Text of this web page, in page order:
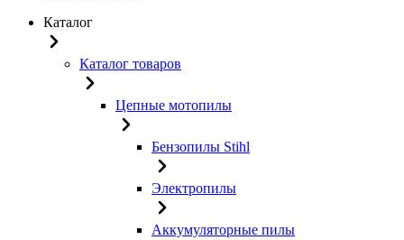
Каталог
Каталог товаров
Цепные мотопилы
Бензопилы Stihl
Электропилы
Аккумуляторные пилы